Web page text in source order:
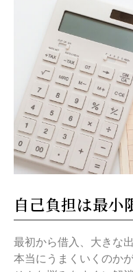
自己負担は最小
最初から借入、大きな
本当にうまくいくのかが